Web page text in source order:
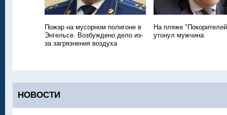
Пожар на мусорном полигоне в
Энгельсе. Возбуждено дело из-
за загрязнения воздуха
На пляже
утонул мужчина
НОВОСТИ